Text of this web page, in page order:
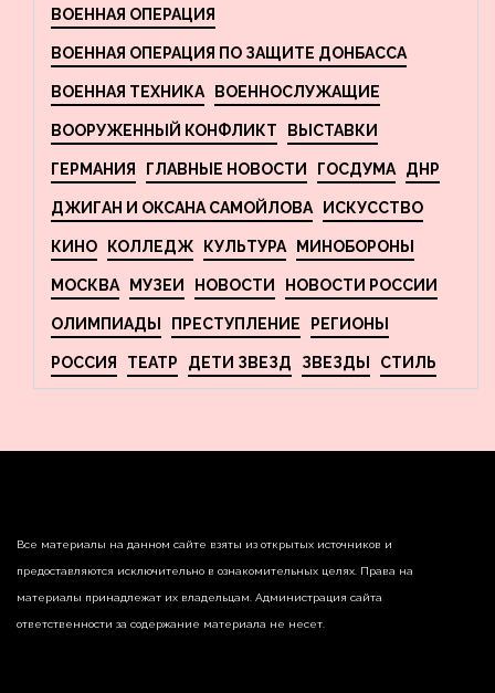
ВОЕННАЯ ОПЕРАЦИЯ
ВОЕННАЯ ОПЕРАЦИЯ ПО ЗАЩИТЕ ДОНБАССА
ВОЕННАЯ ТЕХНИКА ВОЕННОСЛУЖАЩИЕ
ВООРУЖЕННЫЙ КОНФЛИКТ ВЫСТАВКИ
ГЕРМАНИЯ ГЛАВНЫЕ НОВОСТИ ГОСДУМА ДНР
ДЖИГАН И ОКСАНА САМОЙЛОВА ИСКУССТВО
КИНО КОЛЛЕДЖ КУЛЬТУРА МИНОБОРОНЫ
МОСКВА МУЗЕИ НОВОСТИ НОВОСТИ РОССИИ
ОЛИМПИАДЫ ПРЕСТУПЛЕНИЕ РЕГИОНЫ
РОССИЯ ТЕАТР ДЕТИ ЗВЕЗД ЗВЕЗДЫ СТИЛЬ
Все материалы на данном сайте взяты из открытых источников и
предоставляются исключительно в ознакомительных целях. Права на
материалы принадлежат их владельцам. Администрация сайта
ответственности за содержание материала не несет.